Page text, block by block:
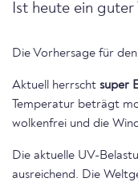
Ist heute ein guter
Die Vorhersage für
Aktuell herrscht super
Temperatur beträgt
wolkenfrei und die
Die aktuelle UV-
ausreichend. Die